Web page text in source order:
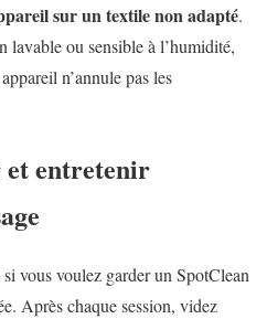
sur un textile non adapté.
lavable ou sensible à l’humidité,
n’annule pas les
et entretenir
vous voulez garder un SpotClean
Après chaque session, videz